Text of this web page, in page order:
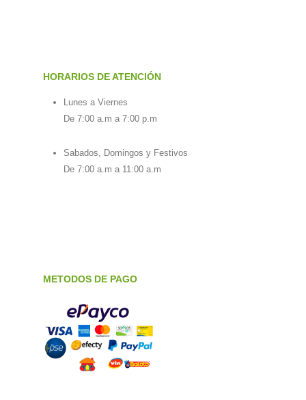
HORARIOS DE ATENCIÓN
Lunes a Viernes
De 7:00 a.m a 7:00 p.m
Sabados, Domingos y Festivos
De 7:00 a.m a 11:00 a.m
METODOS DE PAGO